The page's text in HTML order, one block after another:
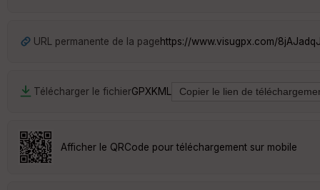
URL permanente de la pagehttps://www.visugpx.com/
Télécharger le fichierGPXKML
Afficher le QRCode pour téléchargement sur mobile